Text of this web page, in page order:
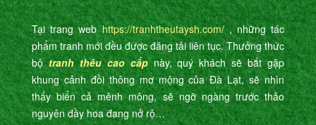
Tại trang webhttps://tranhtheutaysh.com/, những tác
phẩm tranh mới đều được đăng tải liên tục. Thưởng thức
bộtranh thêu cao cấpnày, quý khách sẽ bắt gặp
khung cảnh đồi thông mơ mộng của Đà Lạt, sẽ nhìn
thấy biển cả mênh mông, sẽ ngỡ ngàng trước thảo
nguyên đầy hoa đang nở rộ…